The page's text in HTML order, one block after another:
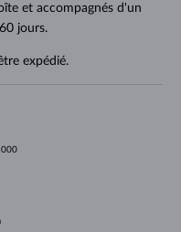
et accompagnés d'un
jours.
expédié.